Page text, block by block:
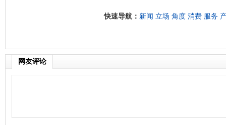
快速导航： 新闻 立场 角度 消费 服务
网友评论